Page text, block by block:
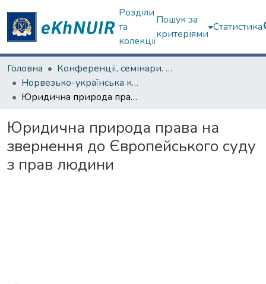
Розділи
та
колекції
Пошук за
критеріями
Статистика
Головна
Конференції, семінари. ХНУ імені В.Н. Каразіна
Норвезько-українська конференція, присвячена діяльності Ф. Нансена в Україні у 1921–1922 роках
Юридична природа права на звернення до Європейського суду з прав людини
Юридична природа права на
звернення до Європейського суду
з прав людини